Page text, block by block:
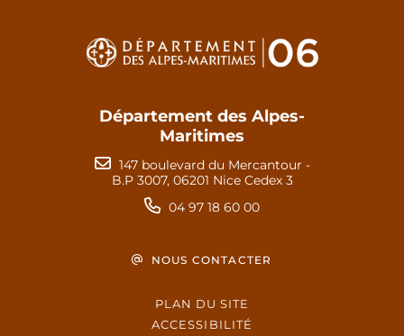
Département des Alpes-
Maritimes
147 boulevard du Mercantour -
B.P 3007, 06201 Nice Cedex 3
04 97 18 60 00
NOUS CONTACTER
PLAN DU SITE
ACCESSIBILITÉ